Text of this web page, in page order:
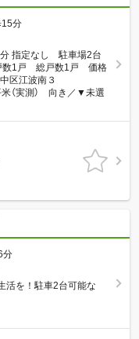
15分
分 指定なし 駐車場2台
1戸 総戸数1戸 価格
区江波南３
（実測） 向き／▼未選
分
活を！駐車2台可能な